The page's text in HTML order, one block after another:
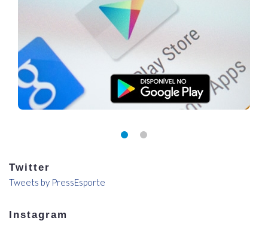
Twitter
Tweets by PressEsporte
Instagram